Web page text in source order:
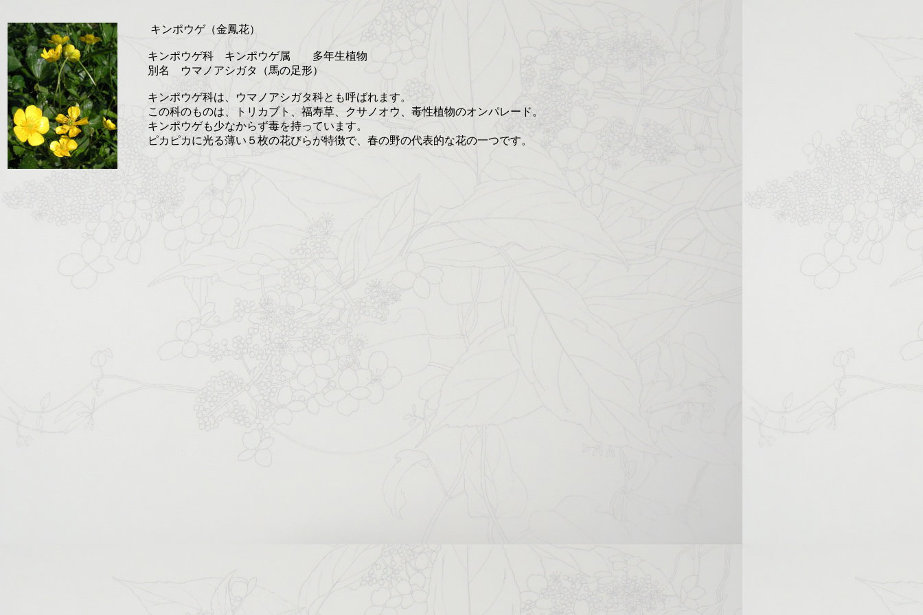
キンポウゲ（金鳳花）
キンポウゲ科 キンポウゲ属 多年生植物
別名 ウマノアシガタ（馬の足形）
キンポウゲ科は、ウマノアシガタ科とも呼ばれます。
この科のものは、トリカブト、福寿草、クサノオウ、毒性植物のオンパレード。
キンポウゲも少なからず毒を持っています。
ピカピカに光る薄い５枚の花びらが特徴で、春の野の代表的な花の一つです。